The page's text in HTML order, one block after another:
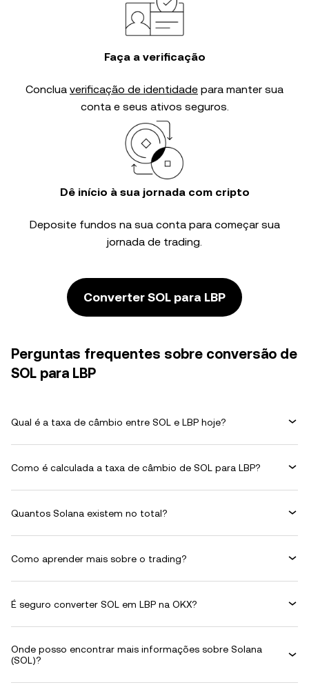
Faça a verificação
Conclua verificação de identidade para manter sua
conta e seus ativos seguros.
Dê início à sua jornada com cripto
Deposite fundos na sua conta para começar sua
jornada de trading.
Converter SOL para LBP
Perguntas frequentes sobre conversão de
SOL para LBP
Qual é a taxa de câmbio entre SOL e LBP hoje?
Como é calculada a taxa de câmbio de SOL para LBP?
Quantos Solana existem no total?
Como aprender mais sobre o trading?
É seguro converter SOL em LBP na OKX?
Onde posso encontrar mais informações sobre Solana
(SOL)?